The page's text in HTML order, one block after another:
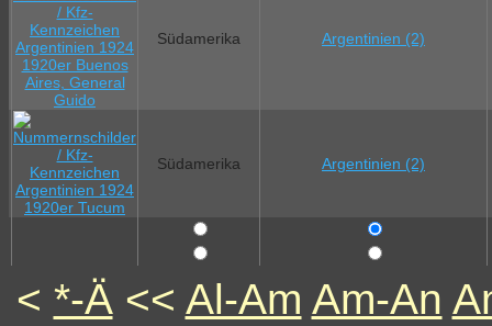
Südamerika Argentinien (2)
Südamerika Argentinien (2)
< *-Ä<< Al-Am Am-An